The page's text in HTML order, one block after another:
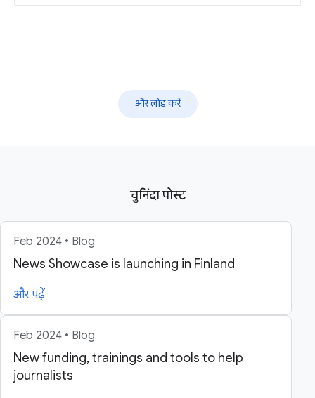
और लोड करें
चुनिंदा पोस्ट
Feb 2024 • Blog
News Showcase is launching in Finland
और पढ़ें
Feb 2024 • Blog
New funding, trainings and tools to help
journalists